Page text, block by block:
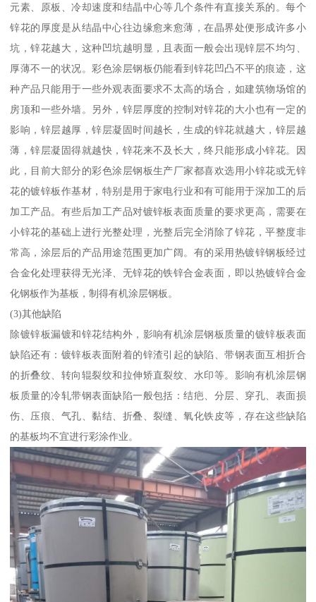
元素、原板、冷却速度和结晶中心等几个条件有直接关系的。每个
锌花的厚度是从结晶中心往边缘愈来愈薄，在晶界处便形成许多小
坑，锌花越大，这种凹坑越明显，且表面一般会出现锌层不均匀、
厚薄不一的状况。彩色涂层钢板仍能看到锌花凹凸不平的痕迹，这
种产品只能用于一些外观表面要求不太高的场合，如建筑物场馆的
房顶和一些外墙。另外，锌层厚度的控制对锌花的大小也有一定的
影响，锌层越厚，锌层凝固时间越长，生成的锌花就越大，锌层越
薄，锌层凝固得就越快，锌花来不及长大，终只能形成小锌花。因
此，目前大部分的彩色涂层钢板生产厂家都喜欢选用小锌花或无锌
花的镀锌板作基材，特别是用于家电行业和有可能用于深加工的后
加工产品。有些后加工产品对镀锌板表面质量的要求更高，需要在
小锌花的基础上进行光整处理，光整后完全消除了锌花，平整度非
常高，涂层后的产品用途范围更加广阔。有的采用热镀锌钢板经过
合金化处理获得无光泽、无锌花的铁锌合金表面，即以热镀锌合金
化钢板作为基板，制得有机涂层钢板。
(3)其他缺陷
除镀锌板漏镀和锌花结构外，影响有机涂层钢板质量的镀锌板表面
缺陷还有：镀锌板表面附着的锌渣引起的缺陷、带钢表面互相折合
的折叠纹、转向辊裂纹和拉伸矫直裂纹、水印等。影响有机涂层钢
板质量的冷轧带钢表面缺陷一般包括：结疤、分层、穿孔、表面损
伤、压痕、气孔、黏结、折叠、裂缝、氧化铁皮等，存在这些缺陷
的基板均不宜进行彩涂作业。